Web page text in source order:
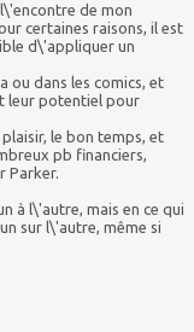
de mon
certaines raisons, il est
d\'appliquer un
ou dans les comics, et
leur potentiel pour
le bon temps, et
pb financiers,
Parker.
à l\'autre, mais en ce qui
sur l\'autre, même si